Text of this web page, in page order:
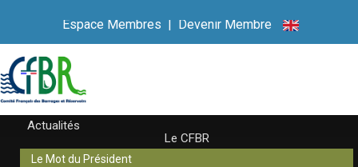
Espace Membres | Devenir Membre
Actualités
Le CFBR
Le Mot du Président